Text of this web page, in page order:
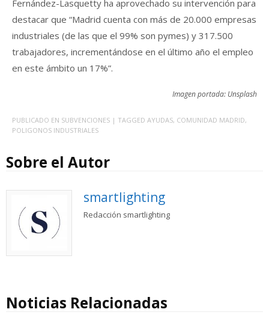
Fernández-Lasquetty ha aprovechado su intervención para
destacar que “Madrid cuenta con más de 20.000 empresas
industriales (de las que el 99% son pymes) y 317.500
trabajadores, incrementándose en el último año el empleo
en este ámbito un 17%”.
Imagen portada: Unsplash
PUBLICADO EN SUBVENCIONES | TAGGED AYUDAS, COMUNIDAD MADRID,
POLIGONOS INDUSTRIALES
Sobre el Autor
smartlighting
Redacción smartlighting
Noticias Relacionadas